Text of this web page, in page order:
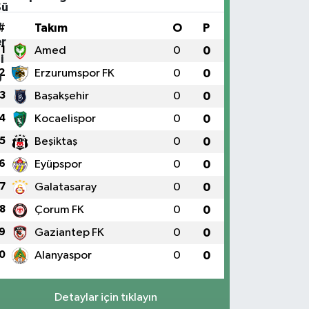
Takım O P
1 Amed 0 0
Erzurumspor FK 0 0
3 Başakşehir 0 0
Kocaelispor 0 0
5 Beşiktaş 0 0
Eyüpspor 0 0
7 Galatasaray 0 0
8 Çorum FK 0 0
Gaziantep FK 0 0
Alanyaspor 0 0
Detaylar için tıklayın